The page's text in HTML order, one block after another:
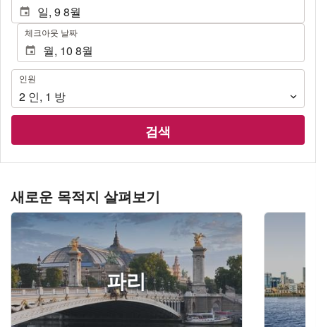
체크아웃 날짜
인
원
인원
2 인, 1 방
검색
새로운 목적지 살펴보기
파리